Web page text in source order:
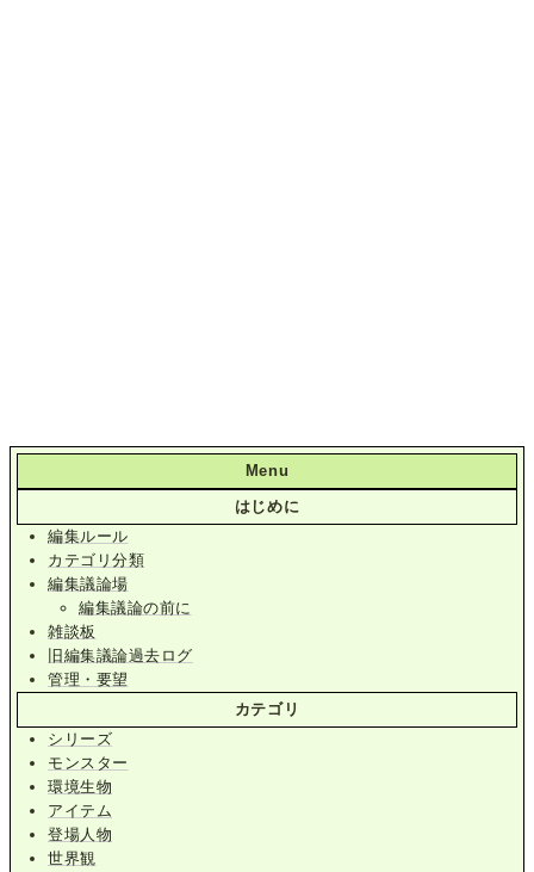
Menu
はじめに
編集ルール
カテゴリ分類
編集議論場
編集議論の前に
雑談板
旧編集議論過去ログ
管理・要望
カテゴリ
シリーズ
モンスター
環境生物
アイテム
登場人物
世界観